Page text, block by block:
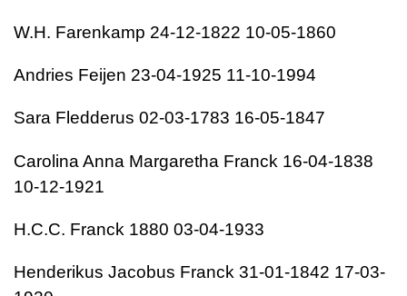
W.H. Farenkamp 24-12-1822 10-05-1860
Andries Feijen 23-04-1925 11-10-1994
Sara Fledderus 02-03-1783 16-05-1847
Carolina Anna Margaretha Franck 16-04-1838
10-12-1921
H.C.C. Franck 1880 03-04-1933
Henderikus Jacobus Franck 31-01-1842 17-03-